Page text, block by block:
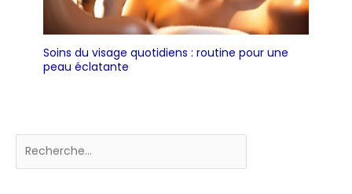
Soins du visage quotidiens : routine pour une
peau éclatante
Rechercher